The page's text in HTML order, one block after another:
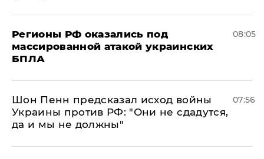
Регионы РФ оказались под
массированной атакой украинских
БПЛА
08:05
Шон Пенн предсказал исход войны
Украины против РФ: "Они не сдадутся,
да и мы не должны"
07:56